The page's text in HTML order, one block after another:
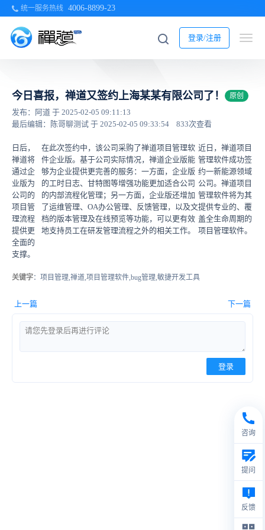
统一服务热线 4006-8899-23
登录/注册
今日喜报，禅道又签约上海某某有限公司了！ 原创
发布：阿道 于 2025-02-05 09:11:13
最后编辑：陈哥聊测试 于 2025-02-05 09:33:54
833次查看
近日，禅道项目
管理软件成功签
约一新能源领域
公司。禅道项目
管理软件将为其
提供专业的、覆
盖全生命周期的
项目管理软件。
在此次签约中，该公司采购了禅道项目管理软
件企业版。基于公司实际情况，禅道企业版能
够为企业提供更完善的服务：一方面，企业版
的工时日志、甘特图等增强功能更加适合公司
的内部流程化管理；另一方面，企业版还增加
了运维管理、OA办公管理、反馈管理，以及文
档的版本管理及在线预览等功能，可以更有效
地支持员工在研发管理流程之外的相关工作。
日后，
禅道将
通过企
业版为
公司的
项目管
理流程
提供更
全面的
支撑。
关键字：项目管理,禅道,项目管理软件,bug管理,敏捷开发工具
上一篇 下一篇
登录
咨询
提问
反馈